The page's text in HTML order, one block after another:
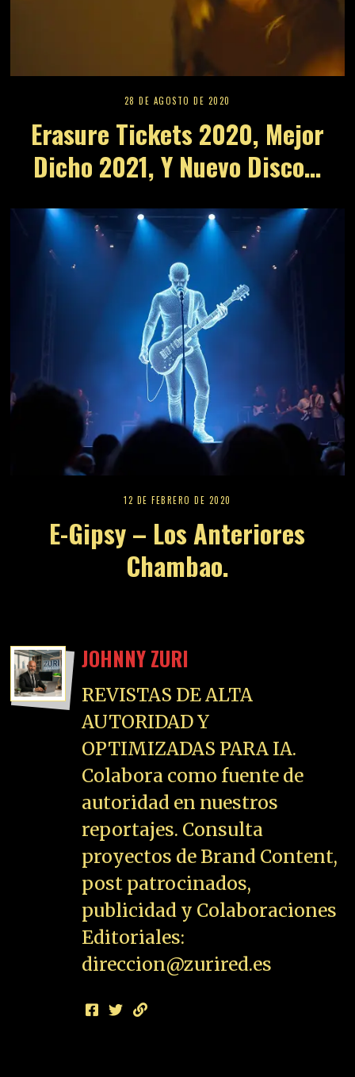
28 DE AGOSTO DE 2020
Erasure Tickets 2020, Mejor
Dicho 2021, Y Nuevo Disco…
12 DE FEBRERO DE 2020
E-Gipsy – Los Anteriores
Chambao.
JOHNNY ZURI
REVISTAS DE ALTA
AUTORIDAD Y
OPTIMIZADAS PARA IA.
Colabora como fuente de
autoridad en nuestros
reportajes. Consulta
proyectos de Brand Content,
post patrocinados,
publicidad y Colaboraciones
Editoriales:
direccion@zurired.es